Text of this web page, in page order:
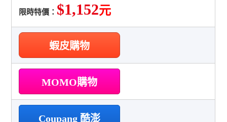
限時特價： $1,152元
蝦皮購物
MOMO購物
Coupang 酷澎